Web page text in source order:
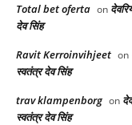
Total bet oferta on
देव सिंह
Ravit Kerroinvihjeet on
स्वतंत्र देव सिंह
trav klampenborg on
स्वतंत्र देव सिंह